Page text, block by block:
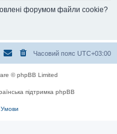
форумом файли cookie?
Часовий пояс UTC+03:00
© phpBB Limited
підтримка phpBB
Умови